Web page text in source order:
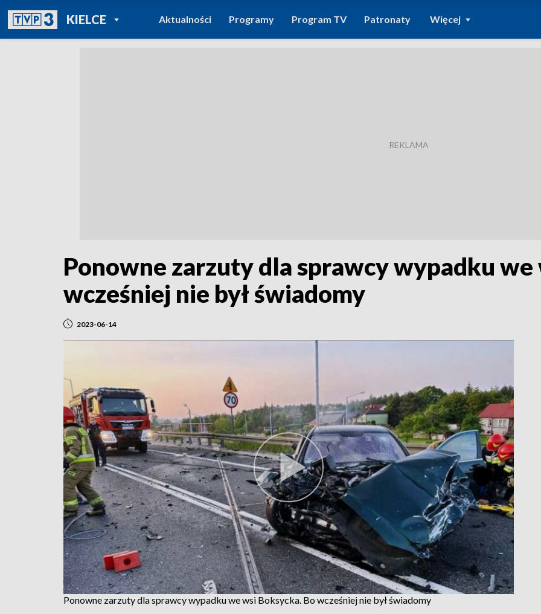
KIELCEPOWRÓT DO
TVP REGIONY
Aktualności Programy Program TV Patronaty Więcej
Ponowne zarzuty dla sprawcy wypadku we
wcześniej nie był świadomy
2023-06-14
Ponowne zarzuty dla sprawcy wypadku we wsi Boksycka. Bo wcześniej nie był świadomy